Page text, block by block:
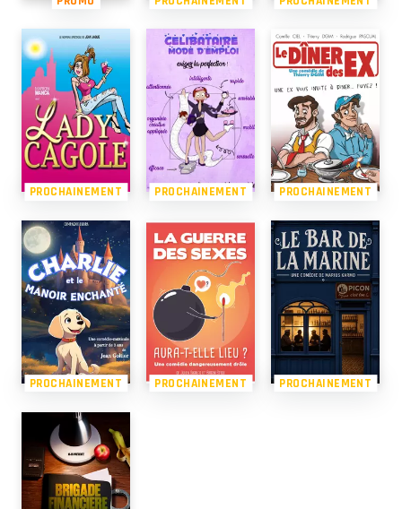
PROCHAINEMENT PROCHAINEMENT PROCHAINEMENT
PROCHAINEMENT PROCHAINEMENT PROCHAINEMENT